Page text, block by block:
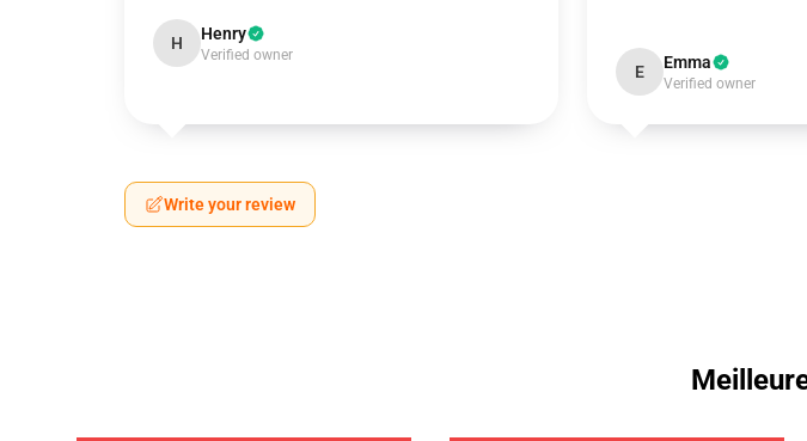
H Henry
Verified owner
E Emma
Verified owner
Write your review